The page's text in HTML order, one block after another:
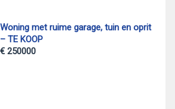
Woning met ruime garage, tuin en oprit
– TE KOOP
€ 250000